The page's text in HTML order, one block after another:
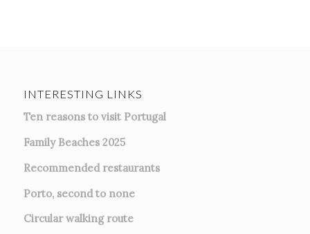
INTERESTING LINKS
Ten reasons to visit Portugal
Family Beaches 2025
Recommended restaurants
Porto, second to none
Circular walking route